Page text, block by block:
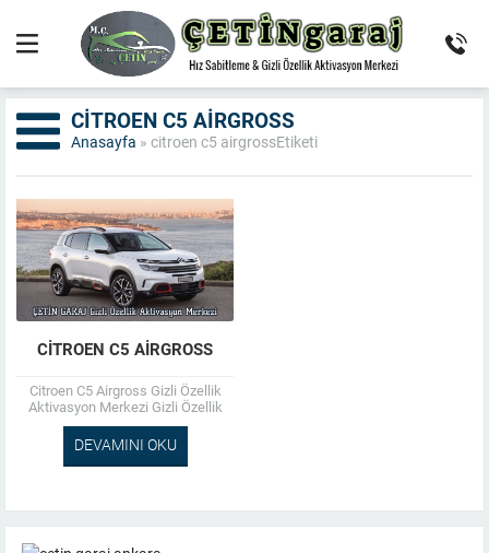
CITROEN C5 AIRGROSS
Anasayfa » citroen c5 airgrossEtiketi
CITROEN C5 AIRGROSS
Citroen C5 Airgross Gizli Özellik
Aktivasyon Merkezi Gizli Özellik
Aktivasyon ; Otomatik Park ,
Otomatik Uzun Kısa Far , ...
DEVAMINI OKU